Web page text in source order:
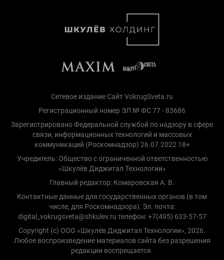
Сетевое издание Сайт VokrugSveta.ru
Регистрационный номер ЭЛ № ФС 77 - 83686
Зарегистрировано Федеральной службой по надзору в сфере
связи, информационных технологий и массовых
коммуникаций (Роскомнадзор) 26.07.2022 18+
Учредитель: Общество с ограниченной ответственностью
«Шкулёв Диджитал Технологии»
Главный редактор: Комаровская А. В.
Контактные данные для государственных органов (в том
числе, для Роскомнадзора): Эл. почта:
digital_vokrugsveta@shkulev.ru телефон: +7(495) 633-57-57
Copyright (с) ООО «Шкулёв Диджитал Технологии», 2026.
Любое воспроизведение материалов сайта без разрешения
редакции воспрещается.